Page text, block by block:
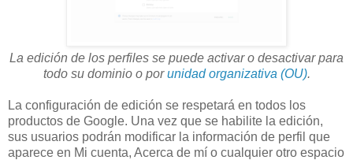
La edición de los perfiles se puede activar o desactivar para
todo su dominio o porunidad organizativa (OU).
La configuración de edición se respetará en todos los
productos de Google. Una vez que se habilite la edición,
sus usuarios podrán modificar la información de perfil que
aparece en Mi cuenta, Acerca de mí o cualquier otro espacio